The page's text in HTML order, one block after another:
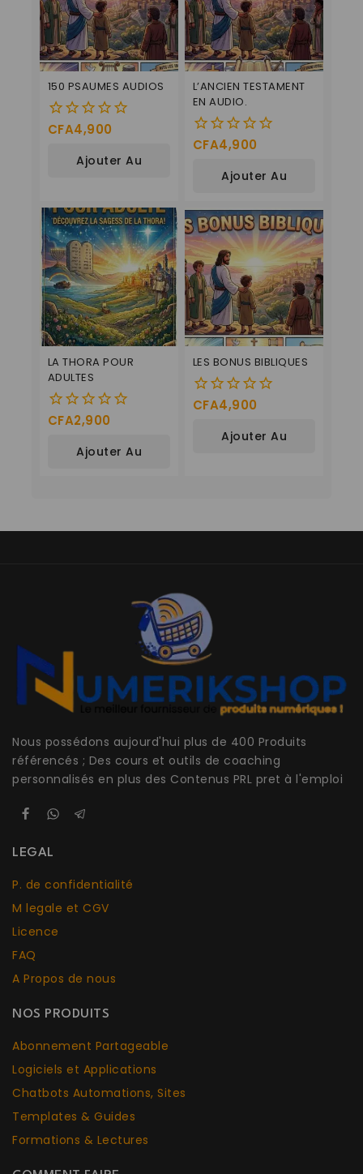
150 PSAUMES AUDIOS
0
CFA4,900
Ajouter Au
L’ANCIEN TESTAMENT
EN AUDIO.
0
CFA4,900
Ajouter Au
LA THORA POUR
ADULTES
0
CFA2,900
Ajouter Au
LES BONUS BIBLIQUES
0
CFA4,900
Ajouter Au
Nous possédons aujourd'hui plus de 400 Produits
référencés ; Des cours et outils de coaching
personnalisés en plus des Contenus PRL pret à l'emploi
LEGAL
P. de confidentialité
M legale et CGV
Licence
FAQ
A Propos de nous
NOS PRODUITS
Abonnement Partageable
Logiciels et Applications
Chatbots Automations, Sites
Templates & Guides
Formations & Lectures